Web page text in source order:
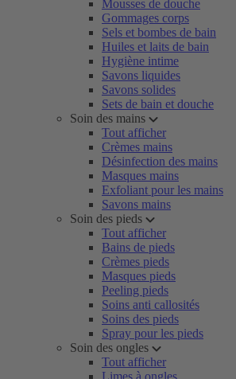
Mousses de douche
Gommages corps
Sels et bombes de bain
Huiles et laits de bain
Hygiène intime
Savons liquides
Savons solides
Sets de bain et douche
Soin des mains
Tout afficher
Crèmes mains
Désinfection des mains
Masques mains
Exfoliant pour les mains
Savons mains
Soin des pieds
Tout afficher
Bains de pieds
Crèmes pieds
Masques pieds
Peeling pieds
Soins anti callosités
Soins des pieds
Spray pour les pieds
Soin des ongles
Tout afficher
Limes à ongles